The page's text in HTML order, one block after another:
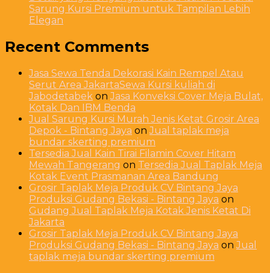
Sarung Kursi Premium untuk Tampilan Lebih
Elegan
Recent Comments
Jasa Sewa Tenda Dekorasi Kain Rempel Atau
Serut Area JakartaSewa Kursi kuliah di
Jabodetabek onJasa Konveksi Cover Meja Bulat,
Kotak Dan IBM Benda
Jual Sarung Kursi Murah Jenis Ketat Grosir Area
Depok - Bintang Jaya onJual taplak meja
bundar skerting premium
Tersedia Jual Kain Tirai Filamin Cover Hitam
Mewah Tangerang on Tersedia Jual Taplak Meja
Kotak Event Prasmanan Area Bandung
Grosir Taplak Meja Produk CV Bintang Jaya
Produksi Gudang Bekasi - Bintang Jaya on
Gudang Jual Taplak Meja Kotak Jenis Ketat Di
Jakarta
Grosir Taplak Meja Produk CV Bintang Jaya
Produksi Gudang Bekasi - Bintang Jaya onJual
taplak meja bundar skerting premium